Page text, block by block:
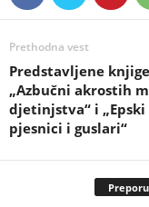
Prethodna vest
Predstavljene knjige
„Azbučni akrostih
djetinjstva“ i „Epski
pjesnici i guslari“